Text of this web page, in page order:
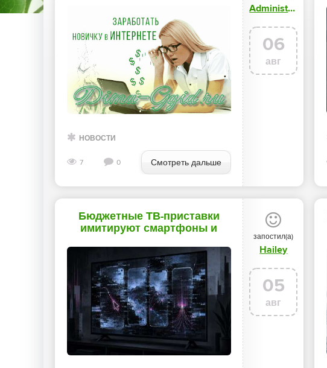
НОВОСТИ
7 0 Смотреть дальше
Administrator
06
авг
Бюджетные ТВ-приставки
имитируют смартфоны и
«Новости»
запостил(а)
Hailey
05
авг